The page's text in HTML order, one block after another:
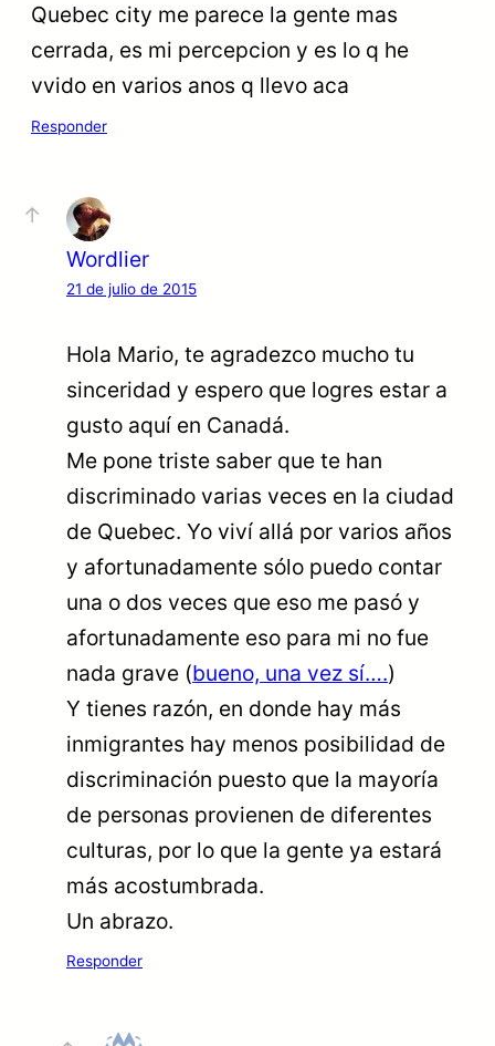
Quebec city me parece la gente mas
cerrada, es mi percepcion y es lo q he
vvido en varios anos q llevo aca
Responder
Wordlier
21 de julio de 2015
Hola Mario, te agradezco mucho tu
sinceridad y espero que logres estar a
gusto aquí en Canadá.
Me pone triste saber que te han
discriminado varias veces en la ciudad
de Quebec. Yo viví allá por varios años
y afortunadamente sólo puedo contar
una o dos veces que eso me pasó y
afortunadamente eso para mi no fue
nada grave (bueno, una vez sí….)
Y tienes razón, en donde hay más
inmigrantes hay menos posibilidad de
discriminación puesto que la mayoría
de personas provienen de diferentes
culturas, por lo que la gente ya estará
más acostumbrada.
Un abrazo.
Responder